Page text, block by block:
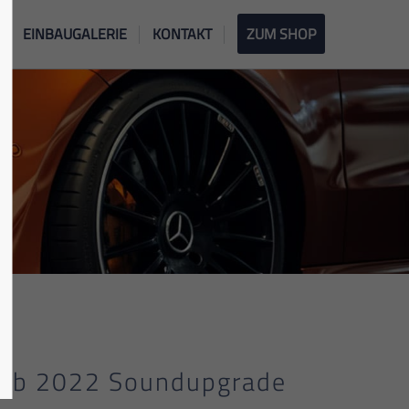
EINBAUGALERIE KONTAKT ZUM SHOP
2022 Soundupgrade